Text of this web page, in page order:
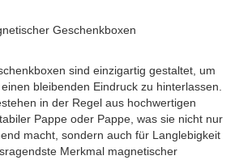
Geschenkboxen
sind einzigartig gestaltet, um
bleibenden Eindruck zu hinterlassen.
in der Regel aus hochwertigen
Pappe oder Pappe, was sie nicht nur
macht, sondern auch für Langlebigkeit
Merkmal magnetischer